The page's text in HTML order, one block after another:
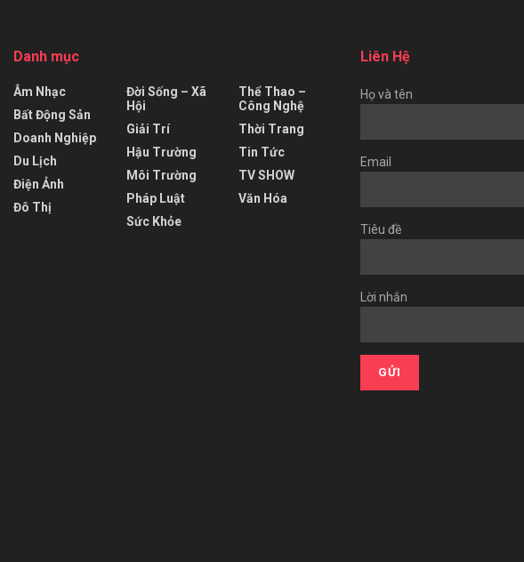
Danh mục
Âm Nhạc
Bất Động Sản
Doanh Nghiệp
Du Lịch
Điện Ảnh
Đô Thị
Đời Sống – Xã
Hội
Giải Trí
Hậu Trường
Môi Trường
Pháp Luật
Sức Khỏe
Thể Thao –
Công Nghệ
Thời Trang
Tin Tức
TV SHOW
Văn Hóa
Liên Hệ
Họ và tên
Email
Tiêu đề
Lời nhắn